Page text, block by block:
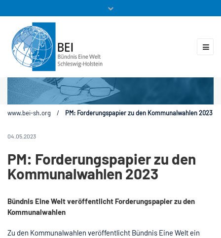
Mitglieder
www.bei-sh.org / PM: Forderungspapier zu den Kommunalwahlen 2023
04.05.2023
PM: Forderungspapier zu den
Kommunalwahlen 2023
Bündnis Eine Welt veröffentlicht Forderungspapier zu den
Kommunalwahlen
Zu den Kommunalwahlen veröffentlicht Bündnis Eine Welt ein